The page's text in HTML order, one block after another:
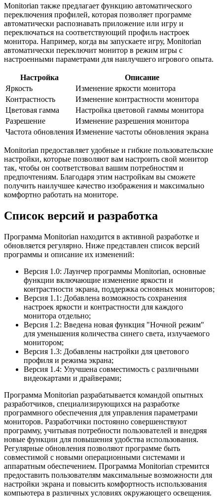
Monitorian также предлагает функцию автоматического
переключения профилей, которая позволяет программе
автоматически распознавать приложение или игру и
переключаться на соответствующий профиль настроек
монитора. Например, когда вы запускаете игру, Monitorian
автоматически переключит монитор в режим игры с
настроенными параметрами для наилучшего игрового опыта.
Настройка
Описание
Яркость
Изменение яркости монитора
Контрастность
Изменение контрастности монитора
Цветовая гамма
Настройка цветовой гаммы монитора
Разрешение
Изменение разрешения монитора
Частота обновления Изменение частоты обновления экрана
Monitorian предоставляет удобные и гибкие пользовательские
настройки, которые позволяют вам настроить свой монитор
так, чтобы он соответствовал вашим потребностям и
предпочтениям. Благодаря этим настройкам вы сможете
получить наилучшее качество изображения и максимально
комфортно работать на мониторе.
Список версий и разработка
Программа Monitorian находится в активной разработке и
обновляется регулярно. Ниже представлен список версий
программы и описание их изменений:
Версия 1.0: Лаунчер программы Monitorian, основные
функции включающие изменение яркости и
контрастности экрана, поддержка основных мониторов;
Версия 1.1: Добавлена возможность сохранения
настроек яркости и контрастности для каждого
монитора отдельно;
Версия 1.2: Введена новая функция "Ночной режим"
для уменьшения количества синего света, излучаемого
монитором;
Версия 1.3: Добавлены настройки для цветового
профиля и режима экрана;
Версия 1.4: Улучшена совместимость с различными
видеокартами и драйверами;
Программа Monitorian разрабатывается командой опытных
разработчиков, специализирующихся на разработке
программного обеспечения для управления параметрами
мониторов. Разработчики постоянно совершенствуют
программу, учитывая потребности пользователей и внедряя
новые функции для повышения удобства использования.
Регулярные обновления позволяют программе быть
совместимой с новыми операционными системами и
аппаратным обеспечением. Программа Monitorian стремится
предоставить пользователям максимальные возможности для
настройки экрана и повысить комфортность использования
компьютера в различных условиях окружающего освещения.